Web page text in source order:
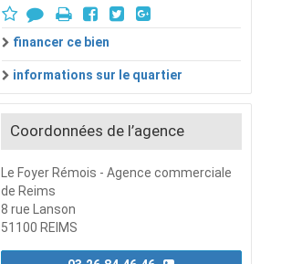
financer ce bien
informations sur le quartier
Coordonnées de l’agence
Le Foyer Rémois - Agence commerciale
de Reims
8 rue Lanson
51100 REIMS